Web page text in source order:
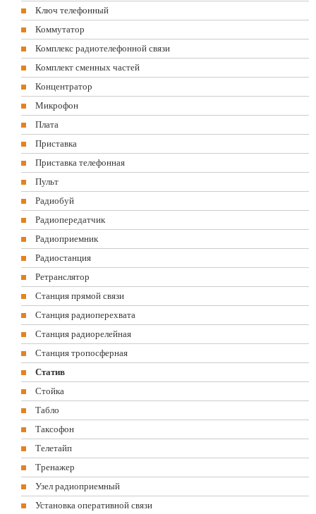
Ключ телефонный
Коммутатор
Комплекс радиотелефонной связи
Комплект сменных частей
Концентратор
Микрофон
Плата
Приставка
Приставка телефонная
Пульт
Радиобуй
Радиопередатчик
Радиоприемник
Радиостанция
Ретранслятор
Станция прямой связи
Станция радиоперехвата
Станция радиорелейная
Станция тропосферная
Статив
Стойка
Табло
Таксофон
Телетайп
Тренажер
Узел радиоприемный
Установка оперативной связи